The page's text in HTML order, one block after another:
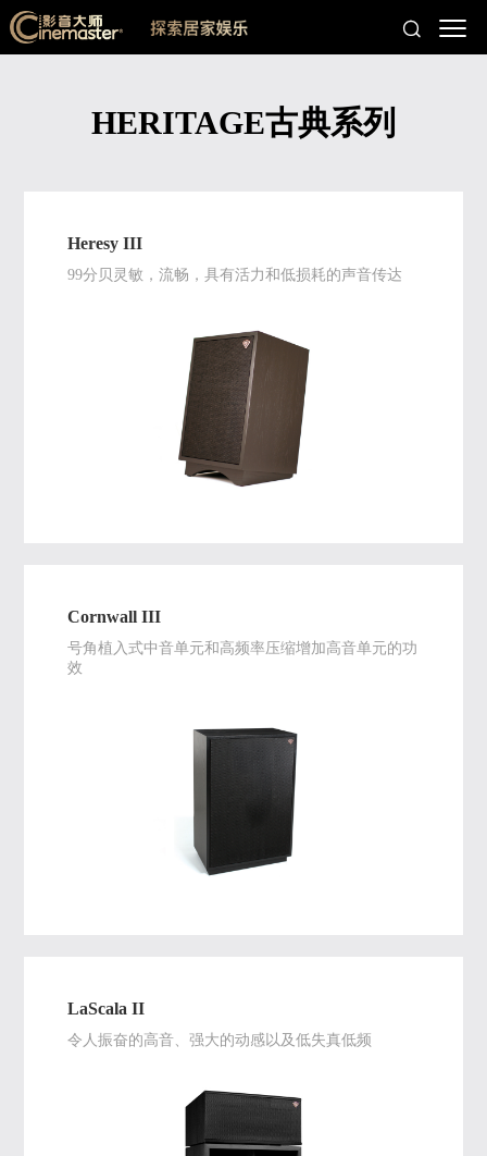
HERITAGE古典系列
Heresy III
99分贝灵敏，流畅，具有活力和低损耗的声音传达
Cornwall III
号角植入式中音单元和高频率压缩增加高音单元的功
效
LaScala II
令人振奋的高音、强大的动感以及低失真低频